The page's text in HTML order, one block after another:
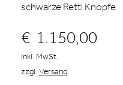
schwarze Rettl Knöpfe
€ 1.150,00
Inkl. MwSt.
zzgl. Versand